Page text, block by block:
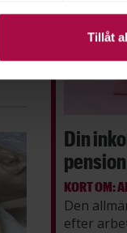
Tillåt
Din
pension
KORT OM:
Den
efter